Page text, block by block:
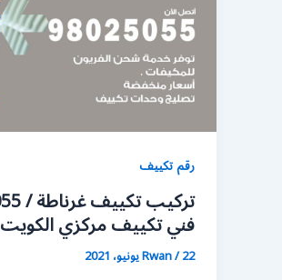
رقم تكييف
فني تكييف مركزي الكويت
Rwan/22 يونيو، 2021